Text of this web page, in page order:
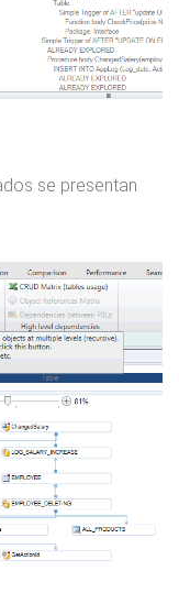
se presentan